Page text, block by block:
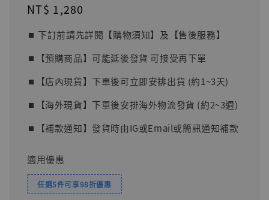
Regular
NT$ 1,280
⏹︎ 下訂前請先詳閱【購物須知】及【售後服務】
⏹︎【預購商品】可能延後發貨 可接受再下單
⏹︎【店內現貨】下單後可立即安排出貨 (約1~3天)
⏹︎【海外現貨】下單後安排海外物流發貨 (約2~3週)
⏹︎【補款通知】發貨時由IG或Email或簡訊通知補款
適用優惠
任選5件可享98折優惠